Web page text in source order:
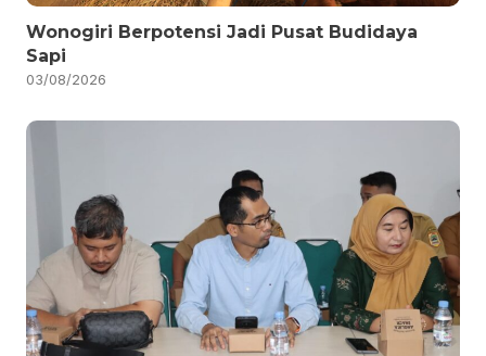
Wonogiri Berpotensi Jadi Pusat Budidaya
Sapi
03/08/2026